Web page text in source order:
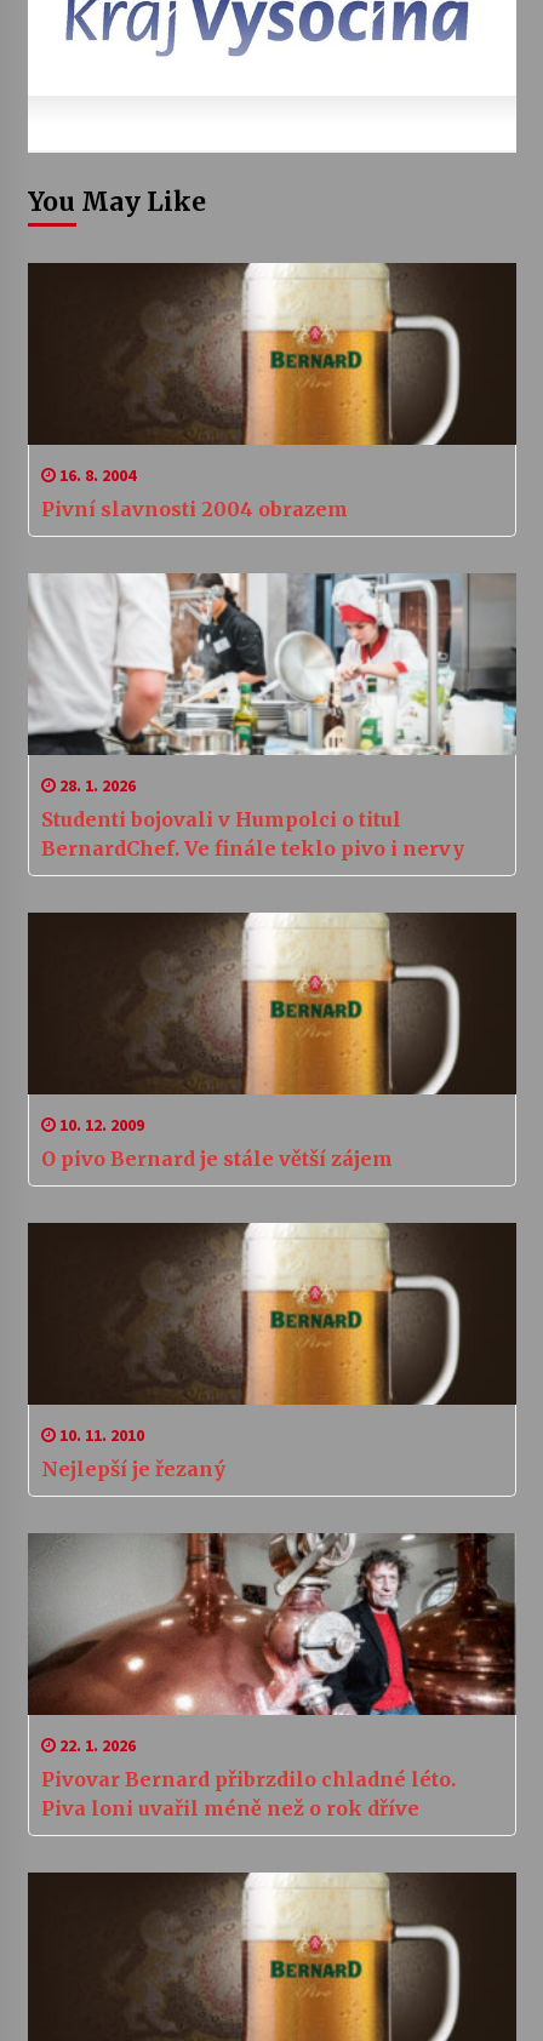
You May Like
16. 8. 2004
Pivní slavnosti 2004 obrazem
28. 1. 2026
Studenti bojovali v Humpolci o titul
BernardChef. Ve finále teklo pivo i nervy
10. 12. 2009
O pivo Bernard je stále větší zájem
10. 11. 2010
Nejlepší je řezaný
22. 1. 2026
Pivovar Bernard přibrzdilo chladné léto.
Piva loni uvařil méně než o rok dříve